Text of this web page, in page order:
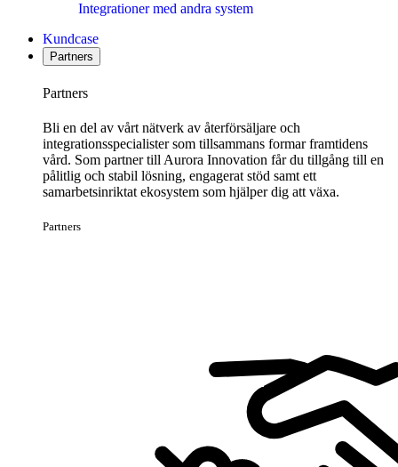
Integrationer med andra system
Kundcase
Partners
Partners
Bli en del av vårt nätverk av återförsäljare och
integrationsspecialister som tillsammans formar framtidens
vård. Som partner till Aurora Innovation får du tillgång till en
pålitlig och stabil lösning, engagerat stöd samt ett
samarbetsinriktat ekosystem som hjälper dig att växa.
Partners